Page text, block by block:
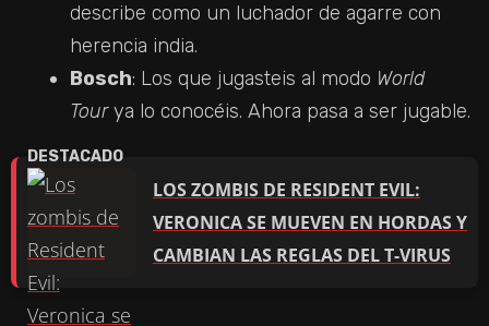
describe como un luchador de agarre con
herencia india.
Bosch: Los que jugasteis al modo World
Tourya lo conocéis. Ahora pasa a ser jugable.
LOS ZOMBIS DE RESIDENT EVIL:
VERONICA SE MUEVEN EN HORDAS Y
CAMBIAN LAS REGLAS DEL T-VIRUS